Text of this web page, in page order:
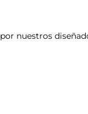
nuestros